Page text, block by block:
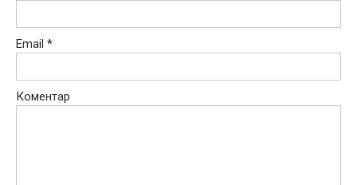
Email *
Коментар